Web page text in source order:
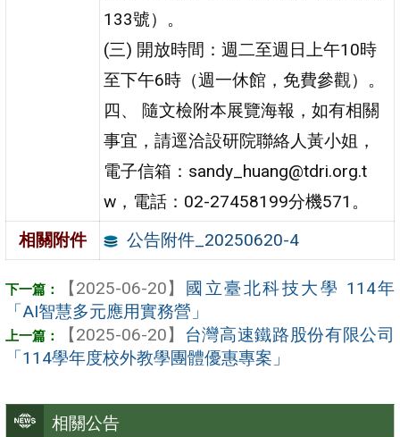
相關公告
133號）。
(三) 開放時間：週二至週日上午10時
至下午6時（週一休館，免費參觀）。
四、 隨文檢附本展覽海報，如有相關
事宜，請逕洽設研院聯絡人黃小姐，
電子信箱：sandy_huang@tdri.org.t
w，電話：02-27458199分機571。
相關附件
公告附件_20250620-4
【2025-06-20】
國立臺北科技大學 114年
「AI智慧多元應用實務營」
【2025-06-20】 台灣高速鐵路股份有限公司
「114學年度校外教學團體優惠專案」